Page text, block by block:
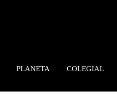
PLANETA COLEGIAL